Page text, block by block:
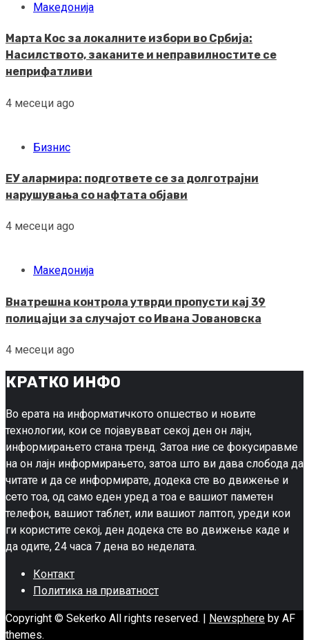
Македонија
Марта Кос за локалните избори во Србија:
Насилството, заканите и неправилностите се
неприфатливи
4 месеци ago
Бизнис
ЕУ алармира: подгответе се за долготрајни
нарушувања со нафтата објави
4 месеци ago
Македонија
Внатрешна контрола утврди пропусти кај 39
полицајци за случајот со Ивана Јовановска
4 месеци ago
КРАТКО ИНФО
Во ерата на информатичкото опшество и новите
технологии, кои се појавувват секој ден он лајн,
информирањето стана тренд. Затоа ние се фокусиравме
на он лајн информирањето, затоа што ви дава слобода да
читате и да се информирате, додека сте во движење и
сето тоа, од само еден уред а тоа е вашиот паметен
телефон, вашиот таблет, или вашиот лаптоп, уреди кои
ги користите секој, ден додека сте во движење каде и
да одите, 24 часа 7 дена во неделата.
Контакт
Политика на приватност
Copyright © Sekerko All rights reserved. Newsphere by AF
themes.